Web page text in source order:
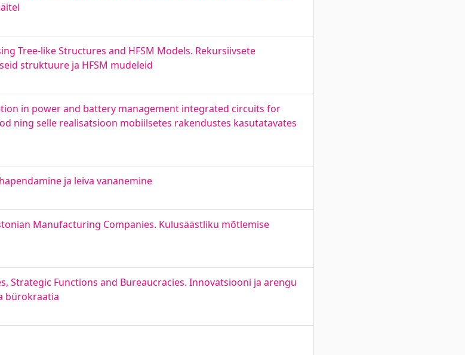
Tree-like Structures and HFSM Models. Rekursiivsete
struktuure ja HFSM mudeleid
in power and battery management integrated circuits for
ning selle realisatsioon mobiilsetes rakendustes kasutatavates
ja leiva vananemine
Manufacturing Companies. Kulusäästliku mõtlemise
Strategic Functions and Bureaucracies. Innovatsiooni ja arengu
bürokraatia